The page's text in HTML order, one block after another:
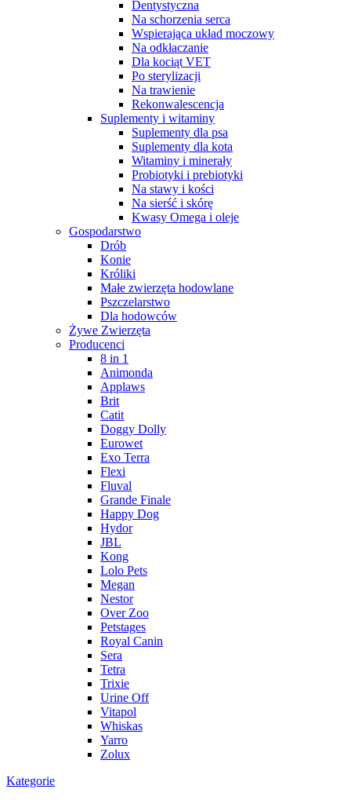
Dentystyczna
Na schorzenia serca
Wspierająca układ moczowy
Na odkłaczanie
Dla kociąt VET
Po sterylizacji
Na trawienie
Rekonwalescencja
Suplementy i witaminy
Suplementy dla psa
Suplementy dla kota
Witaminy i minerały
Probiotyki i prebiotyki
Na stawy i kości
Na sierść i skórę
Kwasy Omega i oleje
Gospodarstwo
Drób
Konie
Króliki
Małe zwierzęta hodowlane
Pszczelarstwo
Dla hodowców
Żywe Zwierzęta
Producenci
8 in 1
Animonda
Applaws
Brit
Catit
Doggy Dolly
Eurowet
Exo Terra
Flexi
Fluval
Grande Finale
Happy Dog
Hydor
JBL
Kong
Lolo Pets
Megan
Nestor
Over Zoo
Petstages
Royal Canin
Sera
Tetra
Trixie
Urine Off
Vitapol
Whiskas
Yarro
Zolux
Kategorie